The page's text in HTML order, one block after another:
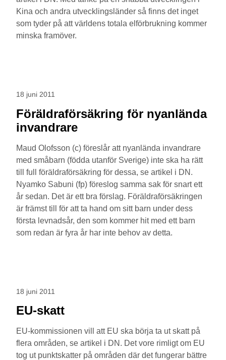
Kina och andra utvecklingsländer så finns det inget
som tyder på att världens totala elförbrukning kommer
minska framöver.
18 juni 2011
Föräldraförsäkring för nyanlända
invandrare
Maud Olofsson (c) föreslår att nyanlända invandrare
med småbarn (födda utanför Sverige) inte ska ha rätt
till full föräldraförsäkring för dessa, se artikel i DN.
Nyamko Sabuni (fp) föreslog samma sak för snart ett
år sedan. Det är ett bra förslag. Föräldraförsäkringen
är främst till för att ta hand om sitt barn under dess
första levnadsår, den som kommer hit med ett barn
som redan är fyra år har inte behov av detta.
18 juni 2011
EU-skatt
EU-kommissionen vill att EU ska börja ta ut skatt på
flera områden, se artikel i DN. Det vore rimligt om EU
tog ut punktskatter på områden där det fungerar bättre